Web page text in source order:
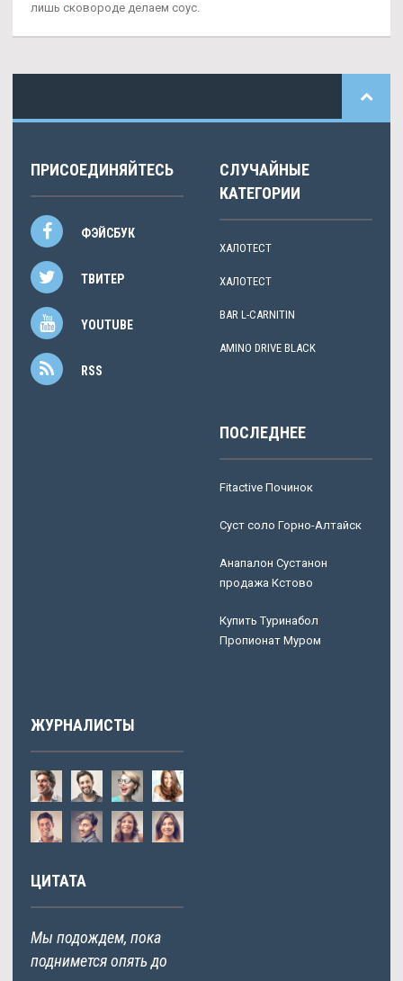
лишь сковороде делаем соус.
ПРИСОЕДИНЯЙТЕСЬ
ФЭЙСБУК
ТВИТЕР
YOUTUBE
RSS
СЛУЧАЙНЫЕ
КАТЕГОРИИ
ХАЛОТЕСТ
ХАЛОТЕСТ
BAR L-CARNITIN
AMINO DRIVE BLACK
ПОСЛЕДНЕЕ
Fitactive Починок
Суст соло Горно-Алтайск
Анапалон Сустанон
продажа Кстово
Купить Туринабол
Пропионат Муром
ЖУРНАЛИСТЫ
ЦИТАТА
Мы подождем, пока
поднимется опять до